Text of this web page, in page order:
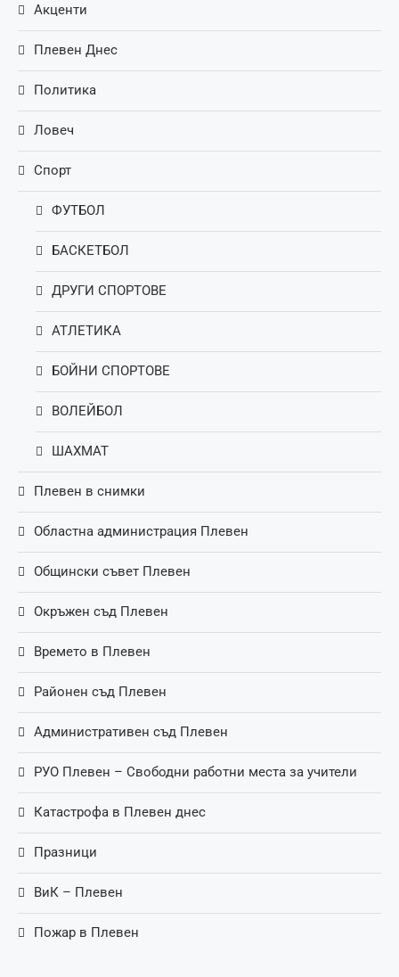
Акценти
Плевен Днес
Политика
Ловеч
Спорт
ФУТБОЛ
БАСКЕТБОЛ
ДРУГИ СПОРТОВЕ
АТЛЕТИКА
БОЙНИ СПОРТОВЕ
ВОЛЕЙБОЛ
ШАХМАТ
Плевен в снимки
Областна администрация Плевен
Общински съвет Плевен
Окръжен съд Плевен
Времето в Плевен
Районен съд Плевен
Административен съд Плевен
РУО Плевен – Свободни работни места за учители
Катастрофа в Плевен днес
Празници
ВиК – Плевен
Пожар в Плевен